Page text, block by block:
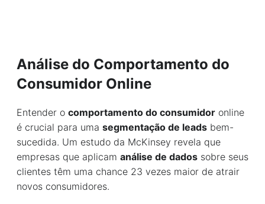
Análise do Comportamento do
Consumidor Online
Entender o comportamento do consumidor online
é crucial para uma segmentação de leads bem-
sucedida. Um estudo da McKinsey revela que
empresas que aplicam análise de dados sobre seus
clientes têm uma chance 23 vezes maior de atrair
novos consumidores.